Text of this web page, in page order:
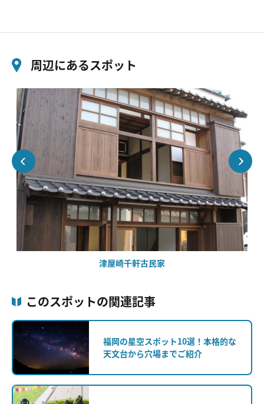
周辺にあるスポット
津屋崎千軒古民家
このスポットの関連記事
福岡の星空スポット10選！本格的な
天文台から穴場までご紹介